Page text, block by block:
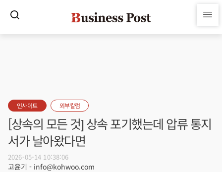
인사이트 외부칼럼
[상속의 모든 것] 상속 포기했는데 압류 통지
서가 날아왔다면
2026-05-14 10:38:06
고윤기 - info@kohwoo.com